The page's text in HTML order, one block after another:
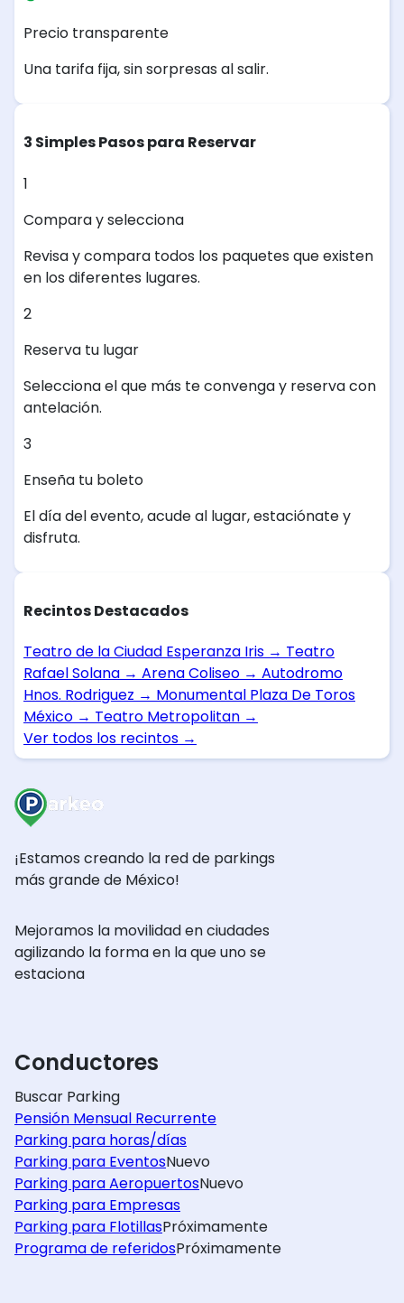
Precio transparente
Una tarifa fija, sin sorpresas al salir.
3 Simples Pasos para Reservar
1
Compara y selecciona
Revisa y compara todos los paquetes que existen
en los diferentes lugares.
2
Reserva tu lugar
Selecciona el que más te convenga y reserva con
antelación.
3
Enseña tu boleto
El día del evento, acude al lugar, estaciónate y
disfruta.
Recintos Destacados
Teatro de la Ciudad Esperanza Iris → Teatro
Rafael Solana → Arena Coliseo → Autodromo
Hnos. Rodriguez → Monumental Plaza De Toros
México → Teatro Metropolitan →
Ver todos los recintos →
¡Estamos creando la red de parkings
más grande de México!
Mejoramos la movilidad en ciudades
agilizando la forma en la que uno se
estaciona
Conductores
Buscar Parking
Pensión Mensual Recurrente
Parking para horas/días
Parking para EventosNuevo
Parking para AeropuertosNuevo
Parking para Empresas
Parking para FlotillasPróximamente
Programa de referidosPróximamente